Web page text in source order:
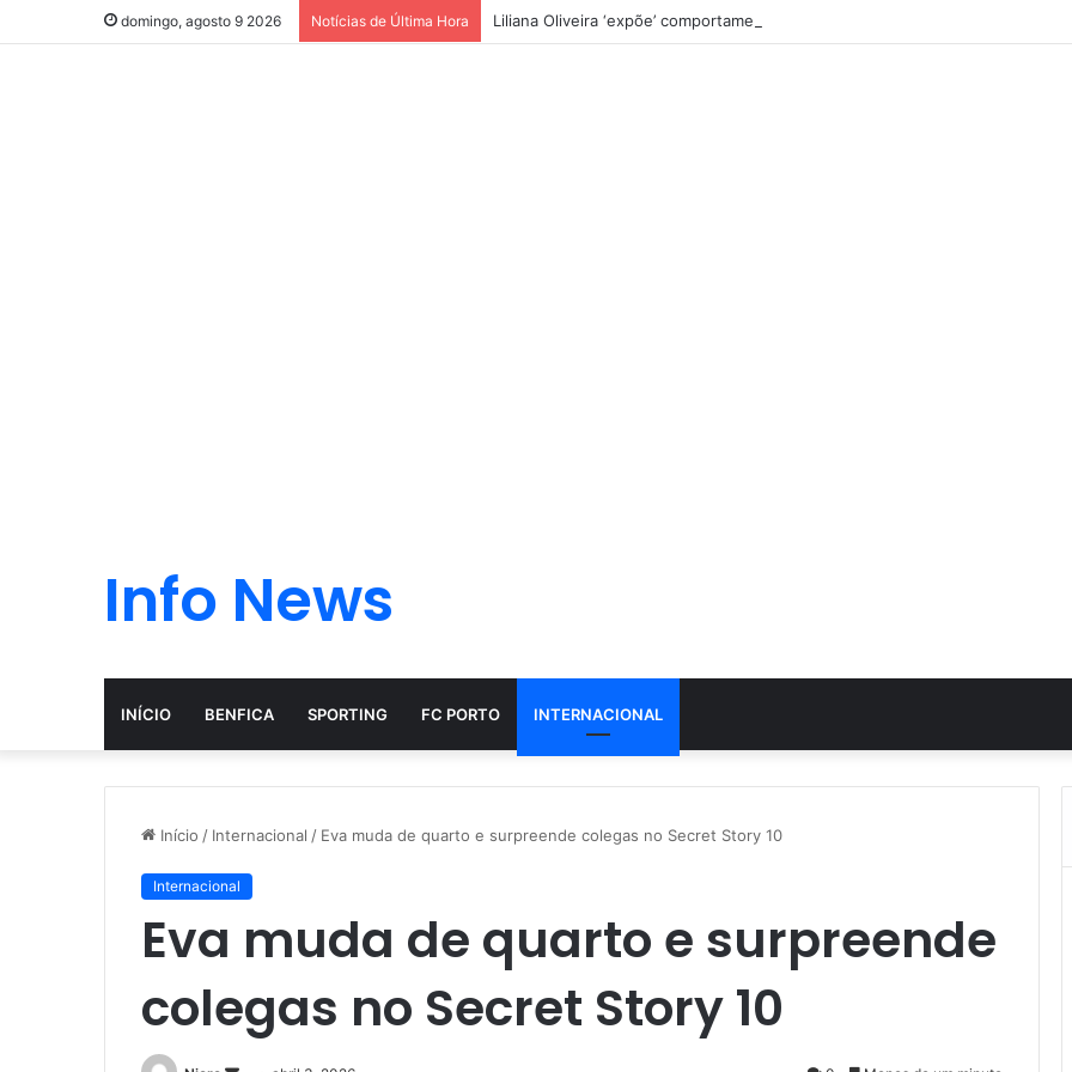
domingo, agosto 9 2026 Notícias de Última Hora Liliana Oliveira ‘expõe’ comportamento de Fábio Pereira
Info News
INÍCIO BENFICA SPORTING FC PORTO INTERNACIONAL
Início / Internacional / Eva muda de quarto e surpreende colegas no Secret Story 10
Internacional
Eva muda de quarto e surpreende
colegas no Secret Story 10